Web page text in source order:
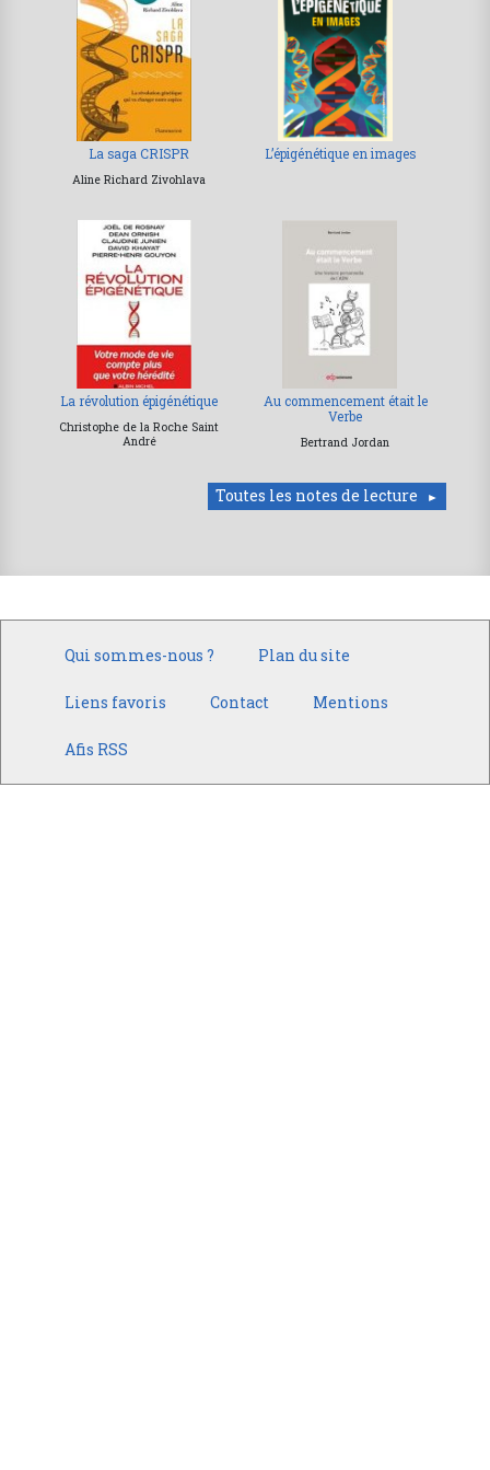
La saga CRISPR
Aline Richard Zivohlava
L’épigénétique en images
La révolution épigénétique
Christophe de la Roche Saint
André
Au commencement était le
Verbe
Bertrand Jordan
Toutes les notes de lecture
Qui sommes-nous ? Plan du site
Liens favoris Contact Mentions
Afis RSS